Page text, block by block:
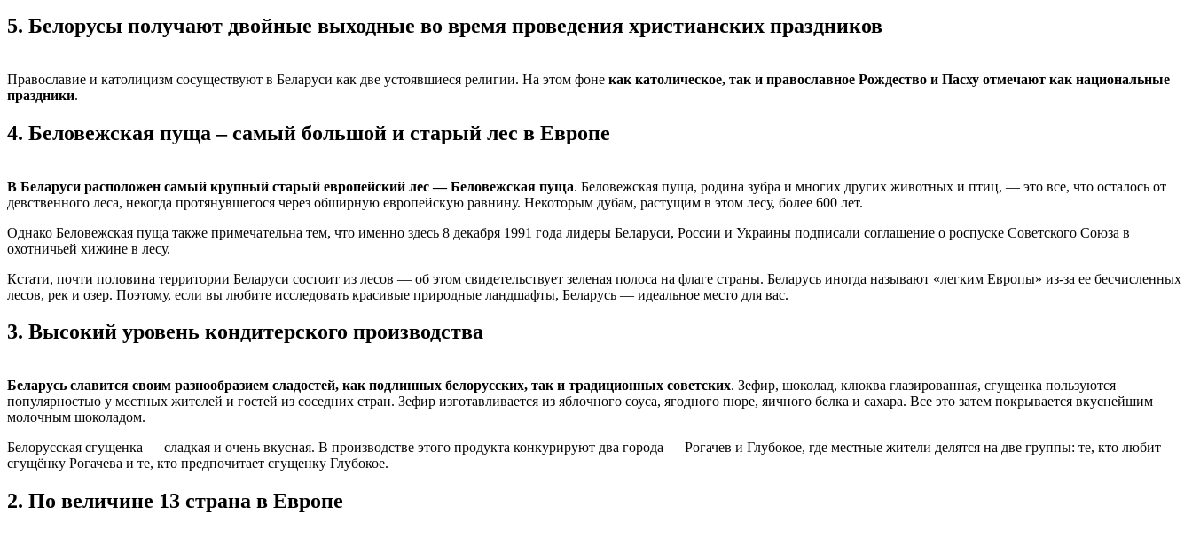
5. Белорусы получают двойные выходные во время проведения христианских праздников
Православие и католицизм сосуществуют в Беларуси как две устоявшиеся религии. На этом фоне как католическое, так и православное Рождество и Пасху отмечают как национальные
праздники.
4. Беловежская пуща – самый большой и старый лес в Европе
В Беларуси расположен самый крупный старый европейский лес — Беловежская пуща. Беловежская пуща, родина зубра и многих других животных и птиц, — это все, что осталось от
девственного леса, некогда протянувшегося через обширную европейскую равнину. Некоторым дубам, растущим в этом лесу, более 600 лет.
Однако Беловежская пуща также примечательна тем, что именно здесь 8 декабря 1991 года лидеры Беларуси, России и Украины подписали соглашение о роспуске Советского Союза в
охотничьей хижине в лесу.
Кстати, почти половина территории Беларуси состоит из лесов — об этом свидетельствует зеленая полоса на флаге страны. Беларусь иногда называют «легким Европы» из-за ее бесчисленных
лесов, рек и озер. Поэтому, если вы любите исследовать красивые природные ландшафты, Беларусь — идеальное место для вас.
3. Высокий уровень кондитерского производства
Беларусь славится своим разнообразием сладостей, как подлинных белорусских, так и традиционных советских. Зефир, шоколад, клюква глазированная, сгущенка пользуются
популярностью у местных жителей и гостей из соседних стран. Зефир изготавливается из яблочного соуса, ягодного пюре, яичного белка и сахара. Все это затем покрывается вкуснейшим
молочным шоколадом.
Белорусская сгущенка — сладкая и очень вкусная. В производстве этого продукта конкурируют два города — Рогачев и Глубокое, где местные жители делятся на две группы: те, кто любит
сгущёнку Рогачева и те, кто предпочитает сгущенку Глубокое.
2. По величине 13 страна в Европе